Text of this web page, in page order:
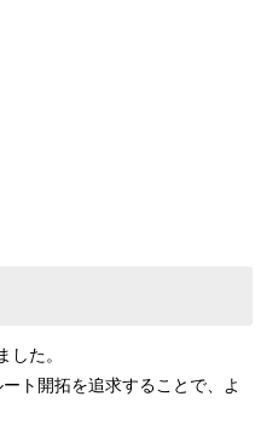
した。
ト開拓を追求することで、よ